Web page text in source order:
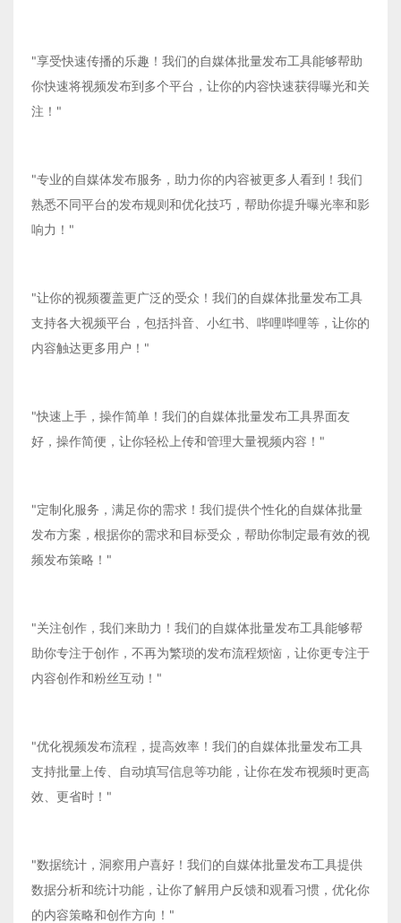
"享受快速传播的乐趣！我们的自媒体批量发布工具能够帮助
你快速将视频发布到多个平台，让你的内容快速获得曝光和关
注！"
"专业的自媒体发布服务，助力你的内容被更多人看到！我们
熟悉不同平台的发布规则和优化技巧，帮助你提升曝光率和影
响力！"
"让你的视频覆盖更广泛的受众！我们的自媒体批量发布工具
支持各大视频平台，包括抖音、小红书、哔哩哔哩等，让你的
内容触达更多用户！"
"快速上手，操作简单！我们的自媒体批量发布工具界面友
好，操作简便，让你轻松上传和管理大量视频内容！"
"定制化服务，满足你的需求！我们提供个性化的自媒体批量
发布方案，根据你的需求和目标受众，帮助你制定最有效的视
频发布策略！"
"关注创作，我们来助力！我们的自媒体批量发布工具能够帮
助你专注于创作，不再为繁琐的发布流程烦恼，让你更专注于
内容创作和粉丝互动！"
"优化视频发布流程，提高效率！我们的自媒体批量发布工具
支持批量上传、自动填写信息等功能，让你在发布视频时更高
效、更省时！"
"数据统计，洞察用户喜好！我们的自媒体批量发布工具提供
数据分析和统计功能，让你了解用户反馈和观看习惯，优化你
的内容策略和创作方向！"